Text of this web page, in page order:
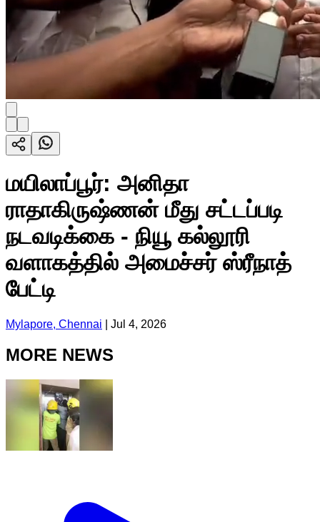
மயிலாப்பூர்: அனிதா
ராதாகிருஷ்ணன் மீது சட்டப்படி
நடவடிக்கை - நியூ கல்லூரி
வளாகத்தில் அமைச்சர் ஸ்ரீநாத்
பேட்டி
Mylapore, Chennai Jul 4, 2026
MORE NEWS